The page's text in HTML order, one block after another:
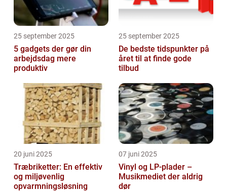
25 september 2025
5 gadgets der gør din
arbejdsdag mere
produktiv
25 september 2025
De bedste tidspunkter på
året til at finde gode
tilbud
20 juni 2025
Træbriketter: En effektiv
og miljøvenlig
opvarmningsløsning
07 juni 2025
Vinyl og LP-plader –
Musikmediet der aldrig
dør